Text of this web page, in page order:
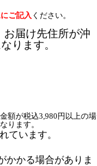
ご記入 ください。
お届け先住所が沖
ります。
額が税込3,980円以上の場
ります。
ています。
かかる場合がありま